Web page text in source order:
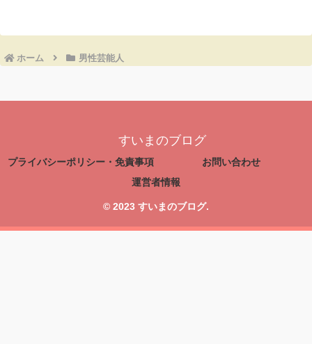
ホーム 男性芸能人
すいまのブログ
プライバシーポリシー・免責事項
お問い合わせ
運営者情報
© 2023 すいまのブログ.